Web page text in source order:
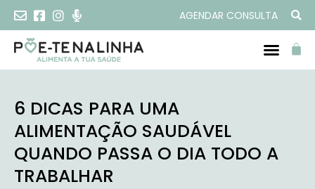
AGENDAR CONSULTA
6 DICAS PARA UMA
ALIMENTAÇÃO SAUDÁVEL
QUANDO PASSA O DIA TODO A
TRABALHAR